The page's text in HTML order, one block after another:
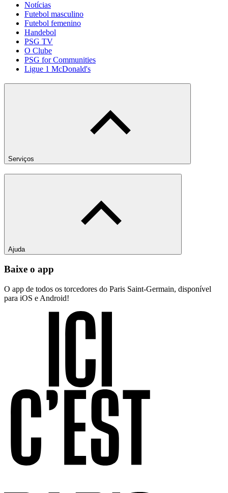
Notícias
Futebol masculino
Futebol femenino
Handebol
PSG TV
O Clube
PSG for Communities
Ligue 1 McDonald's
Serviços
Ajuda
Baixe o app
O app de todos os torcedores do Paris Saint-Germain, disponível
para iOS e Android!